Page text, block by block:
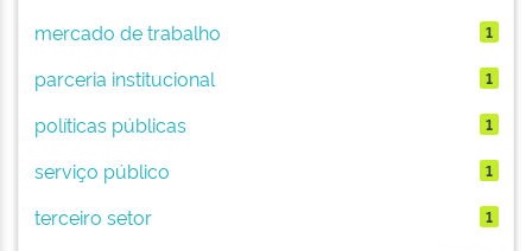
mercado de trabalho 1
parceria institucional 1
políticas públicas 1
serviço público 1
terceiro setor 1